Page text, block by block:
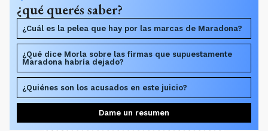
¿qué querés saber?
¿Cuál es la pelea que hay por las marcas de Maradona?
¿Qué dice Morla sobre las firmas que supuestamente
Maradona habría dejado?
¿Quiénes son los acusados en este juicio?
Dame un resumen